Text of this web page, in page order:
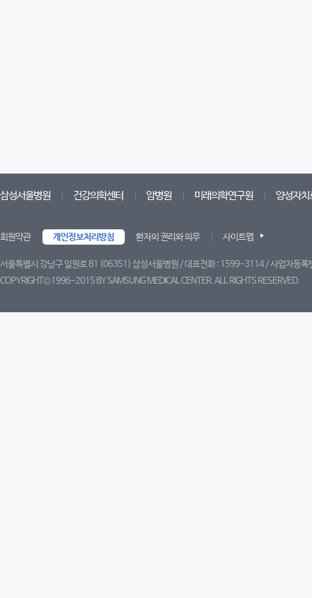
삼성서울병원 건강의학센터 암병원 미래의학연구원 양성자치
회원약관 개인정보처리방침 환자의 권리와 의무 사이트맵
서울특별시 강남구 일원로 81 (06351) 삼성서울병원 / 대표전화 : 1599-3114 / 사업자등
COPYRIGHT©1996-2015 BY SAMSUNG MEDICAL CENTER. ALL RIGHTS RESERVED.